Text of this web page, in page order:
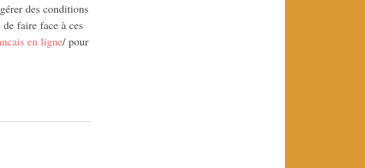
des conditions
faire face à ces
en ligne/ pour